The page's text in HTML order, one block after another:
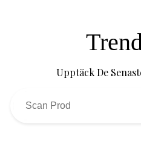
Upptäck De